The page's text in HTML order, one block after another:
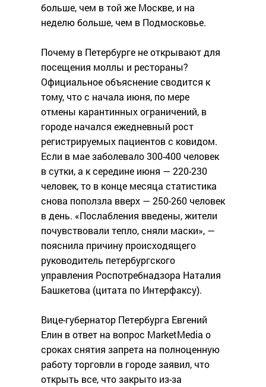
больше, чем в той же Москве, и на
неделю больше, чем в Подмосковье.
Почему в Петербурге не открывают для
посещения моллы и рестораны?
Официальное объяснение сводится к
тому, что с начала июня, по мере
отмены карантинных ограничений, в
городе начался ежедневный рост
регистрируемых пациентов с ковидом.
Если в мае заболевало 300-400 человек
в сутки, а к середине июня — 220-230
человек, то в конце месяца статистика
снова поползла вверх — 250-260 человек
в день. «Послабления введены, жители
почувствовали тепло, сняли маски», —
пояснила причину происходящего
руководитель петербургского
управления Роспотребнадзора Наталия
Башкетова (цитата по Интерфаксу).
Вице-губернатор Петербурга Евгений
Елин в ответ на вопрос MarketMedia о
сроках снятия запрета на полноценную
работу торговли в городе заявил, что
открыть все, что закрыто из-за